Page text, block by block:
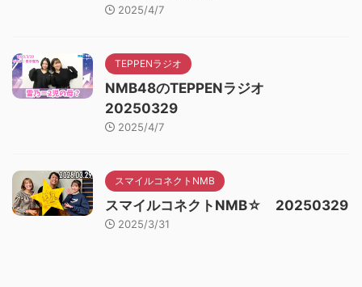
2025/4/7
TEPPENラジオ
NMB48のTEPPENラジオ
20250329
2025/4/7
スマイルコネクトNMB
スマイルコネクトNMB☆ 20250329
2025/3/31